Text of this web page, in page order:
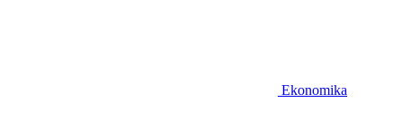
Ekonomika